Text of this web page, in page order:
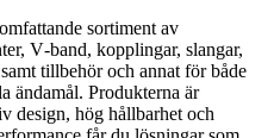
sortiment av
V‑band, kopplingar, slangar,
tillbehör och annat för både
ändamål. Produkterna är
design, hög hållbarhet och